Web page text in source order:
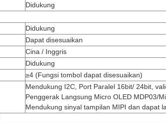
Didukung
Didukung
Dapat disesuaikan
Cina / Inggris
Didukung
≥4 (Fungsi tombol dapat disesuaikan)
Mendukung I2C, Port Paralel 16bit/ 24bit,
Penggerak Langsung Micro OLED MDP03/
Mendukung sinyal tampilan MIPI dan dapat